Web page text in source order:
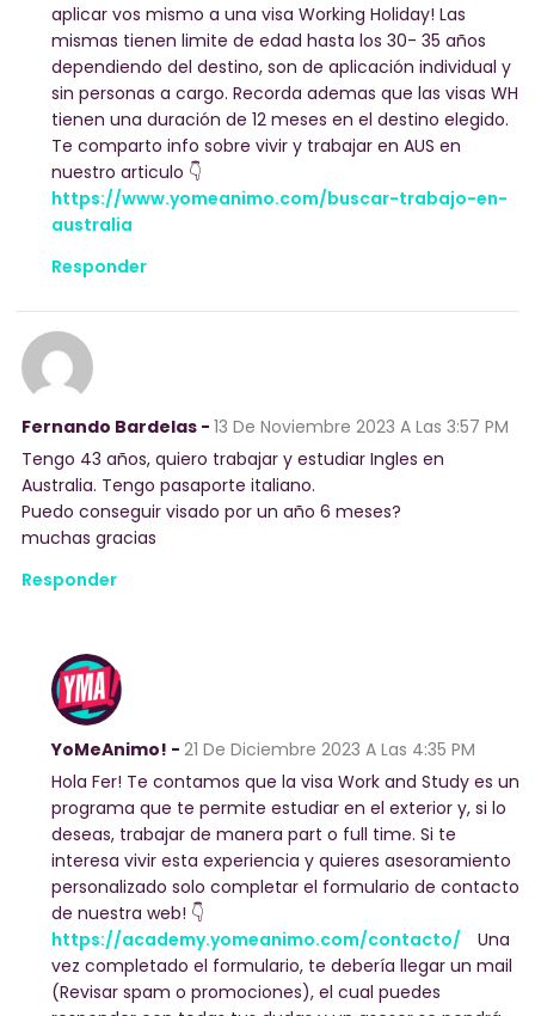
aplicar vos mismo a una visa Working Holiday! Las
mismas tienen limite de edad hasta los 30- 35 años
dependiendo del destino, son de aplicación individual y
sin personas a cargo. Recorda ademas que las visas WH
tienen una duración de 12 meses en el destino elegido.
Te comparto info sobre vivir y trabajar en AUS en
nuestro articulo 👇
https://www.yomeanimo.com/buscar-trabajo-en-
australia
Responder
Fernando Bardelas - 13 De Noviembre 2023 A Las 3:57 PM
Tengo 43 años, quiero trabajar y estudiar Ingles en
Australia. Tengo pasaporte italiano.
Puedo conseguir visado por un año 6 meses?
muchas gracias
Responder
YoMeAnimo! - 21 De Diciembre 2023 A Las 4:35 PM
Hola Fer! Te contamos que la visa Work and Study es un
programa que te permite estudiar en el exterior y, si lo
deseas, trabajar de manera part o full time. Si te
interesa vivir esta experiencia y quieres asesoramiento
personalizado solo completar el formulario de contacto
de nuestra web! 👇
https://academy.yomeanimo.com/contacto/
Una
vez completado el formulario, te debería llegar un mail
(Revisar spam o promociones), el cual puedes